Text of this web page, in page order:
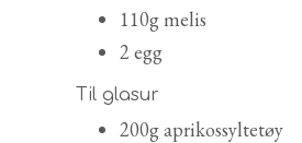
110g melis
2 egg
Til glasur
200g aprikossyltetøy